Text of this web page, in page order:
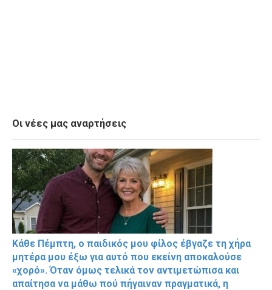
Οι νέες μας αναρτήσεις
Κάθε Πέμπτη, ο παιδικός μου φίλος έβγαζε τη χήρα
μητέρα μου έξω για αυτό που εκείνη αποκαλούσε
«χορό». Όταν όμως τελικά τον αντιμετώπισα και
απαίτησα να μάθω πού πήγαιναν πραγματικά, η